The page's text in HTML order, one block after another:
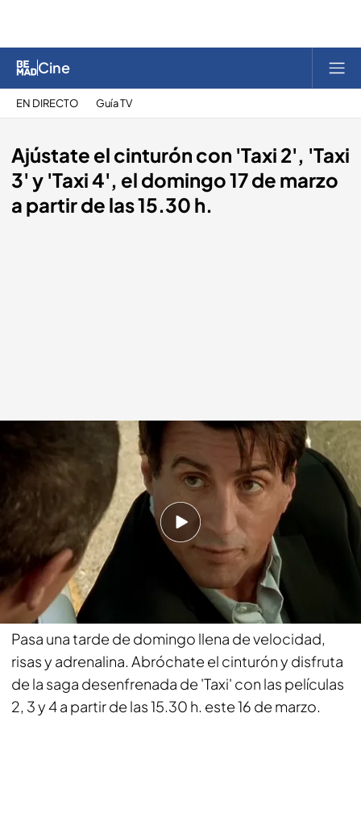
Cine
EN DIRECTO Guía TV
Ajústate el cinturón con 'Taxi 2', 'Taxi
3' y 'Taxi 4', el domingo 17 de marzo
a partir de las 15.30 h.
bemad.es
14 MAR 2024 - 14:59h.
¡En Be Mad estamos locos por el cine!
Compartir
Pasa una tarde de domingo llena de velocidad,
risas y adrenalina. Abróchate el cinturón y disfruta
de la saga desenfrenada de 'Taxi' con las películas
2, 3 y 4 a partir de las 15.30 h. este 16 de marzo.